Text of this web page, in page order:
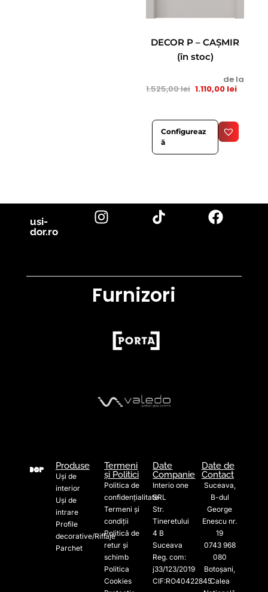
DECOR P – CAȘMIR
(în stoc)
de la
1.525,00lei 1.110,00 lei
Configureaz
ă
usi-
dor.ro
Furnizori
Produse
Uși de
interior
Uși de
intrare
Profile
decorative/Riflaje
Parchet
Termeni
și Politici
Politica de
confidențialitate
Termeni și
condiții
Politică de
retur și
schimb
Politica
Cookies
Date
Companie
Interio one
SRL
Str.
Tineretului
4 B
Suceava
Reg. com:
j33/123/2019
CIF:RO40422845
Date de
Contact
Suceava,
B-dul
George
Enescu nr.
19
0743 968
080
Botoșani,
Calea